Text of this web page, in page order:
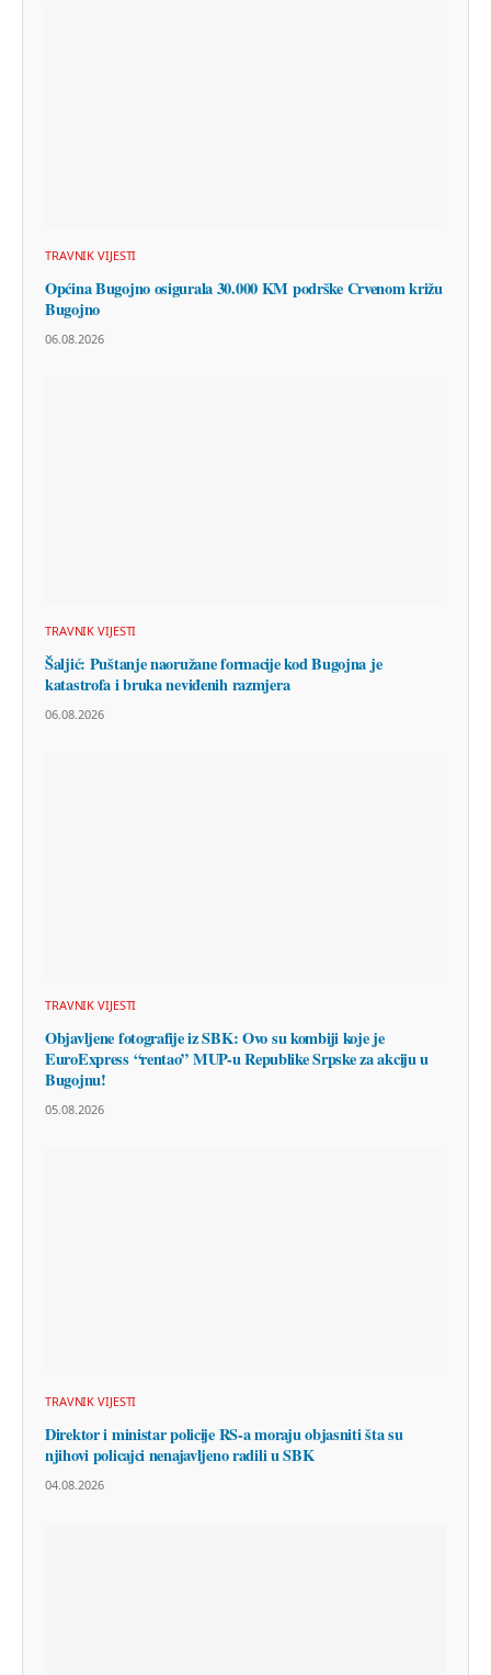
TRAVNIK VIJESTI
Općina Bugojno osigurala 30.000 KM podrške Crvenom križu
Bugojno
06.08.2026
TRAVNIK VIJESTI
Šaljić: Puštanje naoružane formacije kod Bugojna je
katastrofa i bruka neviđenih razmjera
06.08.2026
TRAVNIK VIJESTI
Objavljene fotografije iz SBK: Ovo su kombiji koje je
EuroExpress “rentao” MUP-u Republike Srpske za akciju u
Bugojnu!
05.08.2026
TRAVNIK VIJESTI
Direktor i ministar policije RS-a moraju objasniti šta su
njihovi policajci nenajavljeno radili u SBK
04.08.2026